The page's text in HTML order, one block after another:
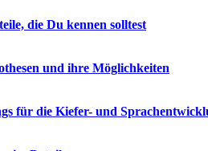
die Du kennen solltest
und ihre Möglichkeiten
für die Kiefer- und